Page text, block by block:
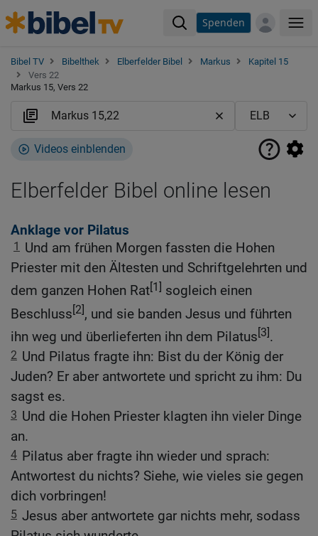
Spenden
Bibel TV Bibelthek Elberfelder Bibel Markus
Kapitel 15
Vers 22
Markus 15, Vers 22
Videos einblenden
Elberfelder Bibel online lesen
Anklage vor Pilatus
1
Und am frühen Morgen fassten die Hohen
Priester mit den Ältesten und Schriftgelehrten und
dem ganzen Hohen Rat[1] sogleich einen
Beschluss[2], und sie banden Jesus und führten
ihn weg und überlieferten ihn dem Pilatus[3].
2 Und Pilatus fragte ihn: Bist du der König der
Juden? Er aber antwortete und spricht zu ihm: Du
sagst es.
3 Und die Hohen Priester klagten ihn vieler Dinge
an.
4 Pilatus aber fragte ihn wieder und sprach:
Antwortest du nichts? Siehe, wie vieles sie gegen
dich vorbringen!
5 Jesus aber antwortete gar nichts mehr, sodass